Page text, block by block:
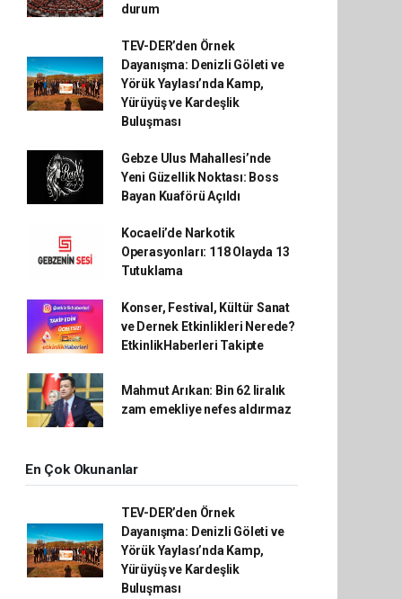
durum
TEV-DER’den Örnek
Dayanışma: Denizli Göleti ve
Yörük Yaylası’nda Kamp,
Yürüyüş ve Kardeşlik
Buluşması
Gebze Ulus Mahallesi’nde
Yeni Güzellik Noktası: Boss
Bayan Kuaförü Açıldı
Kocaeli’de Narkotik
Operasyonları: 118 Olayda 13
Tutuklama
Konser, Festival, Kültür Sanat
ve Dernek Etkinlikleri Nerede?
EtkinlikHaberleri Takipte
Mahmut Arıkan: Bin 62 liralık
zam emekliye nefes aldırmaz
En Çok Okunanlar
TEV-DER’den Örnek
Dayanışma: Denizli Göleti ve
Yörük Yaylası’nda Kamp,
Yürüyüş ve Kardeşlik
Buluşması